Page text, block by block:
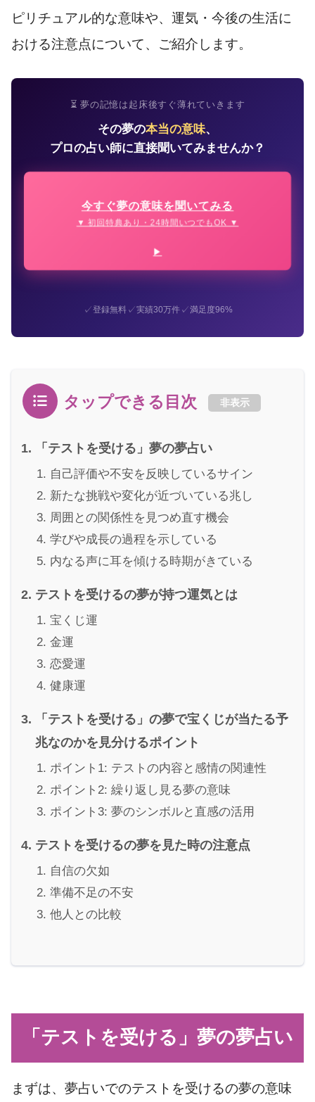
ピリチュアル的な意味や、運気・今後の生活に
おける注意点について、ご紹介します。
⏳ 夢の記憶は起床後すぐ薄れていきます
その夢の本当の意味、
プロの占い師に直接聞いてみませんか？
今すぐ夢の意味を聞いてみる
▼ 初回特典あり・24時間いつでもOK ▼
✓登録無料✓実績30万件✓満足度96%
タップできる目次 非表示
「テストを受ける」夢の夢占い
自己評価や不安を反映しているサイン
新たな挑戦や変化が近づいている兆し
周囲との関係性を見つめ直す機会
学びや成長の過程を示している
内なる声に耳を傾ける時期がきている
テストを受けるの夢が持つ運気とは
宝くじ運
金運
恋愛運
健康運
「テストを受ける」の夢で宝くじが当たる予
兆なのかを見分けるポイント
ポイント1: テストの内容と感情の関連性
ポイント2: 繰り返し見る夢の意味
ポイント3: 夢のシンボルと直感の活用
テストを受けるの夢を見た時の注意点
自信の欠如
準備不足の不安
他人との比較
「テストを受ける」夢の夢占い
まずは、夢占いでのテストを受けるの夢の意味